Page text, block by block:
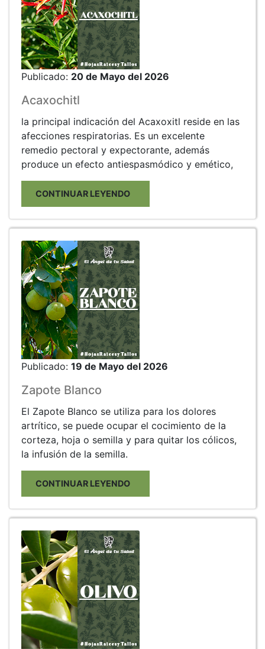
Publicado: 20 de Mayo del 2026
Acaxochitl
la principal indicación del Acaxoxitl reside en las
afecciones respiratorias. Es un excelente
remedio pectoral y expectorante, además
produce un efecto antiespasmódico y emético,
CONTINUAR LEYENDO
Publicado: 19 de Mayo del 2026
Zapote Blanco
El Zapote Blanco se utiliza para los dolores
artrítico, se puede ocupar el cocimiento de la
corteza, hoja o semilla y para quitar los cólicos,
la infusión de la semilla.
CONTINUAR LEYENDO